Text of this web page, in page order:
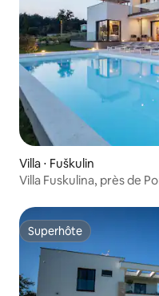
Villa ⋅ Fuškulin
Villa Fuskulina, près de
Superhôte
Superhôte